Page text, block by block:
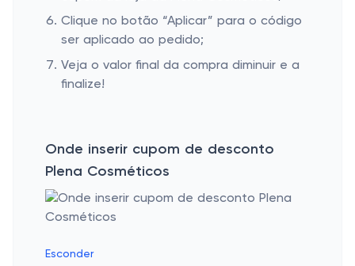
Clique no botão “Aplicar” para o código
ser aplicado ao pedido;
Veja o valor final da compra diminuir e a
finalize!
Onde inserir cupom de desconto
Plena Cosméticos
Esconder